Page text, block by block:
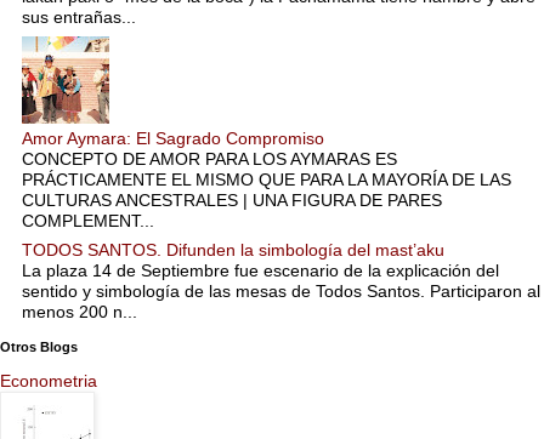
sus entrañas...
Amor Aymara: El Sagrado Compromiso
CONCEPTO DE AMOR PARA LOS AYMARAS ES
PRÁCTICAMENTE EL MISMO QUE PARA LA MAYORÍA DE LAS
CULTURAS ANCESTRALES | UNA FIGURA DE PARES
COMPLEMENT...
TODOS SANTOS. Difunden la simbología del mast’aku
La plaza 14 de Septiembre fue escenario de la explicación del
sentido y simbología de las mesas de Todos Santos. Participaron al
menos 200 n...
Otros Blogs
Econometria